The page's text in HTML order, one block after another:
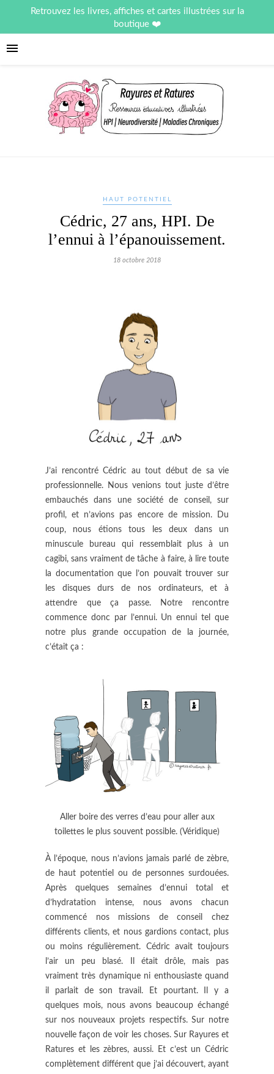
Retrouvez les livres, affiches et cartes illustrées sur la
boutique
HAUT POTENTIEL
Cédric, 27 ans, HPI. De
l’ennui à l’épanouissement.
18 octobre 2018
J’ai rencontré Cédric au tout début de sa vie
professionnelle. Nous venions tout juste d’être
embauchés dans une société de conseil, sur
profil, et n’avions pas encore de mission. Du
coup, nous étions tous les deux dans un
minuscule bureau qui ressemblait plus à un
cagibi, sans vraiment de tâche à faire, à lire toute
la documentation que l’on pouvait trouver sur
les disques durs de nos ordinateurs, et à
attendre que ça passe. Notre rencontre
commence donc par l’ennui. Un ennui tel que
notre plus grande occupation de la journée,
c’était ça :
Aller boire des verres d’eau pour aller aux
toilettes le plus souvent possible. (Véridique)
À l’époque, nous n’avions jamais parlé de zèbre,
de haut potentiel ou de personnes surdouées.
Après quelques semaines d’ennui total et
d’hydratation intense, nous avons chacun
commencé nos missions de conseil chez
différents clients, et nous gardions contact, plus
ou moins régulièrement. Cédric avait toujours
l’air un peu blasé. Il était drôle, mais pas
vraiment très dynamique ni enthousiaste quand
il parlait de son travail. Et pourtant. Il y a
quelques mois, nous avons beaucoup échangé
sur nos nouveaux projets respectifs. Sur notre
nouvelle façon de voir les choses. Sur Rayures et
Ratures et les zèbres, aussi. Et c’est un Cédric
complètement différent que j’ai découvert, ayant